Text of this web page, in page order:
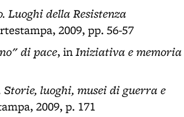
della Resistenza
2009, pp. 56-57
di pace, inIniziativa e memoria
luoghi, musei di guerra e
2009, p. 171